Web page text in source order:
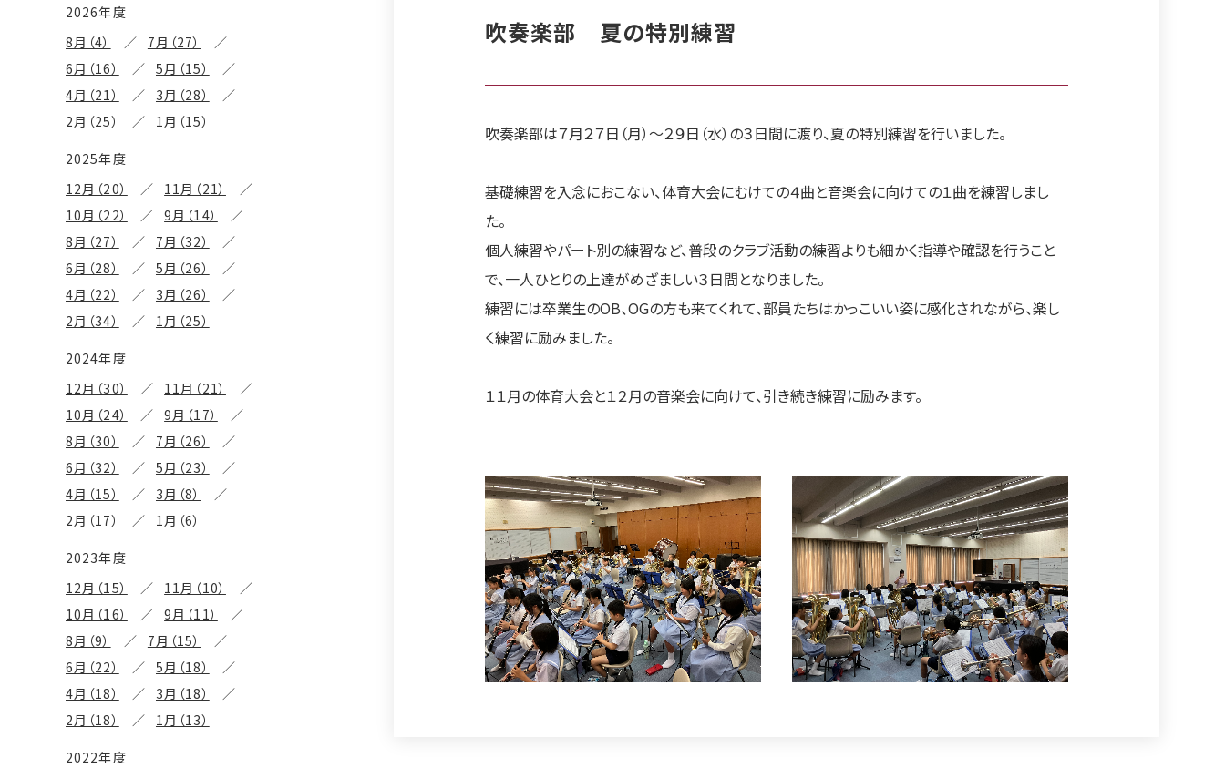
吹奏楽部 夏の特別練習
吹奏楽部は７月２７日（月）〜２９日（水）の３日間に渡り、夏の特別練習を行いました。
基礎練習を入念におこない、体育大会にむけての４曲と音楽会に向けての１曲を練習しまし
た。
個人練習やパート別の練習など、普段のクラブ活動の練習よりも細かく指導や確認を行うこと
で、一人ひとりの上達がめざましい３日間となりました。
練習には卒業生のOB、OGの方も来てくれて、部員たちはかっこいい姿に感化されながら、楽し
く練習に励みました。
１１月の体育大会と１２月の音楽会に向けて、引き続き練習に励みます。
2026年度
8月（4）
7月（27）
6月（16）
5月（15）
4月（21）
3月（28）
2月（25）
1月（15）
2025年度
12月（20）
11月（21）
10月（22）
9月（14）
8月（27）
7月（32）
6月（28）
5月（26）
4月（22）
3月（26）
2月（34）
1月（25）
2024年度
12月（30）
11月（21）
10月（24）
9月（17）
8月（30）
7月（26）
6月（32）
5月（23）
4月（15）
3月（8）
2月（17）
1月（6）
2023年度
12月（15）
11月（10）
10月（16）
9月（11）
8月（9）
7月（15）
6月（22）
5月（18）
4月（18）
3月（18）
2月（18）
1月（13）
2022年度